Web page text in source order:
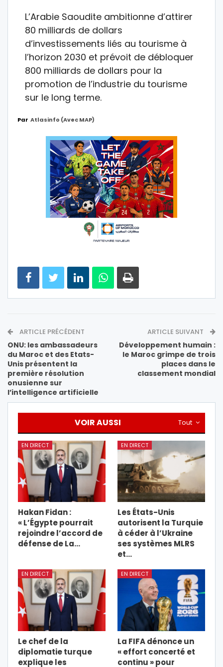
L’Arabie Saoudite ambitionne d’attirer
80 milliards de dollars
d’investissements liés au tourisme à
l’horizon 2030 et prévoit de débloquer
800 milliards de dollars pour la
promotion de l’industrie du tourisme
sur le long terme.
Par Atlasinfo (avec MAP)
ARTICLE PRÉCÉDENT
ONU: les ambassadeurs
du Maroc et des Etats-
Unis présentent la
première résolution
onusienne sur
l’intelligence artificielle
ARTICLE SUIVANT
Développement humain :
le Maroc grimpe de trois
places dans le
classement mondial
Tout
VOIR AUSSI
EN DIRECT
Hakan Fidan :
« L’Égypte pourrait
rejoindre l’accord de
défense de La…
EN DIRECT
Les États-Unis
autorisent la Turquie
à céder à l’Ukraine
ses systèmes MLRS
et…
EN DIRECT
Le chef de la
diplomatie turque
explique les
EN DIRECT
La FIFA dénonce un
« effort concerté et
continu » pour